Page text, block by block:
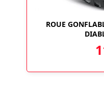
ROUE